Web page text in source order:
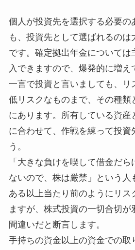
個人が投資先を選択する必要の
も、投資先として選ばれるのは
です。確定拠出年金については
入できますので、爆発的に増え
一言で投資と言いましても、リ
低リスクなものまで、その種類
にあります。所有している資産
に合わせて、作戦を練って投資
う。
「大きな負けを喫して借金だ
ないので、株は厳禁」という人
ある以上当たり前のようにリス
ますが、株式投資の一切合切が
間違いだと断言します。
手持ちの資金以上の資金での取